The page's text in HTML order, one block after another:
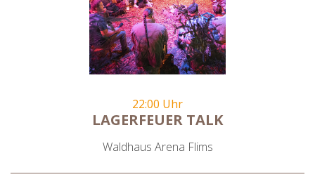
22:00 Uhr
LAGERFEUER TALK
Waldhaus Arena Flims